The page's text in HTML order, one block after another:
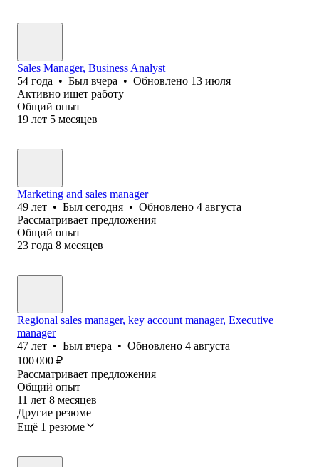
Sales Manager, Business Analyst
54 года • Был вчера • Обновлено 13 июля
Активно ищет работу
Общий опыт
19 лет 5 месяцев
Marketing and sales manager
49 лет • Был сегодня • Обновлено 4 августа
Рассматривает предложения
Общий опыт
23 года 8 месяцев
Regional sales manager, key account manager, Executive
manager
47 лет • Был вчера • Обновлено 4 августа
100 000 ₽
Рассматривает предложения
Общий опыт
11 лет 8 месяцев
Другие резюме
Ещё 1 резюме